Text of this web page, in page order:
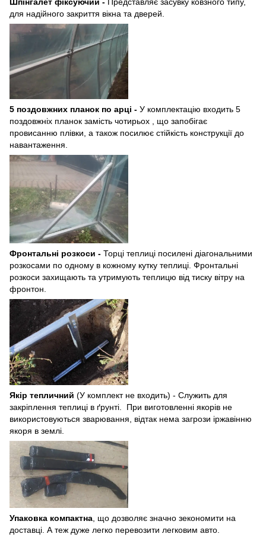
Шпінгалет фіксуючий -
Представляє засувку ковзного типу,
для надійного закриття вікна та дверей.
5 поздовжних планок по арці - У комплектацію входить 5
поздовжніх планок замість чотирьох , що запобігає
провисанню плівки, а також посилює стійкість конструкції до
навантаження.
Фронтальні розкоси - Торці теплиці посилені діагональними
розкосами по одному в кожному кутку теплиці. Фронтальні
розкоси захищають та утримують теплицю від тиску вітру на
фронтон.
Якір тепличний (У комплект не входить) - Служить для
закріплення теплиці в ґрунті. При виготовленні якорів не
використовуються зварювання, відтак нема загрози іржавінню
якоря в землі.
Упаковка компактна , що дозволяє значно зекономити на
доставці. А теж дуже легко перевозити легковим авто.